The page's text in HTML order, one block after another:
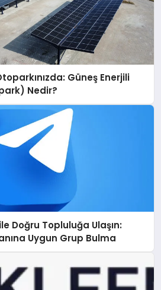
Güneş Enerjili
Nedir?
Doğru Topluluğa Ulaşın:
Uygun Grup Bulma